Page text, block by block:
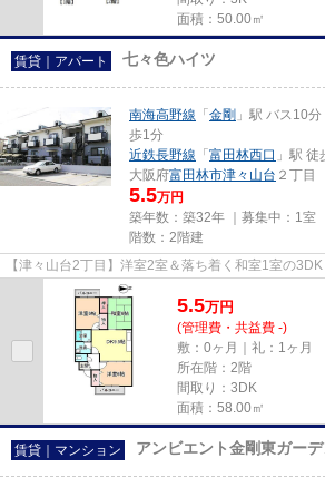
面積：50.00㎡
賃貸｜アパート 七々色ハイツ
南海高野線 「 金剛 」駅 バス10
歩1分
近鉄長野線 「 富田林西口 」駅
大阪府富田林市津々山台 ２丁目
5.5万円
築年数：築32年 ｜募集中： 1室
階数：2階建
【津々山台2丁目】洋室2室＆落ち着く和室1室の3DK
5.5万円
(管理費・共益費 -)
敷：0ヶ月｜礼：1ヶ月
所在階：2階
間取り：3DK
面積：58.00㎡
賃貸｜マンション アンビエント金剛東ガーデ